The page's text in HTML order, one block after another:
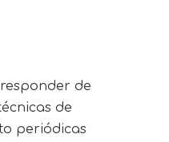
de
de
periódicas